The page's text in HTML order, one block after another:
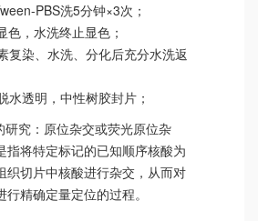
PBS洗5分钟×3次；
色，水洗终止显色；
复染、水洗、分化后充分水洗返
水透明，中性树胶封片；
研究：原位杂交或荧光原位杂
指将特定标记的已知顺序核酸为
织切片中核酸进行杂交，从而对
精确定量定位的过程。